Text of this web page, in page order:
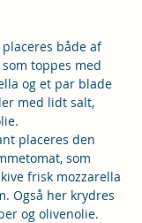
både af
toppes med
og et par blade
med lidt salt,
placeres den
som
frisk mozzarella
Også her krydres
og olivenolie.